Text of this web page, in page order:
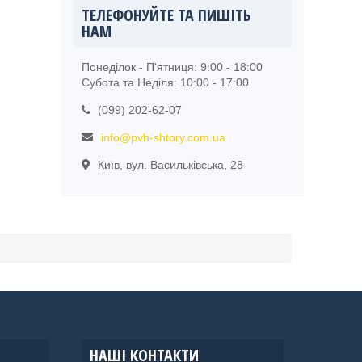
ТЕЛЕФОНУЙТЕ ТА ПИШІТЬ
НАМ
Понеділок - П'ятниця: 9:00 - 18:00
Субота та Неділя: 10:00 - 17:00
(099) 202-62-07
info@pvh-shtory.com.ua
Київ, вул. Васильківська, 28
НАШІ КОНТАКТИ